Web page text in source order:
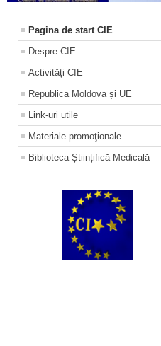
Pagina de start CIE
Despre CIE
Activități CIE
Republica Moldova și UE
Link-uri utile
Materiale promoţionale
Biblioteca Științifică Medicală